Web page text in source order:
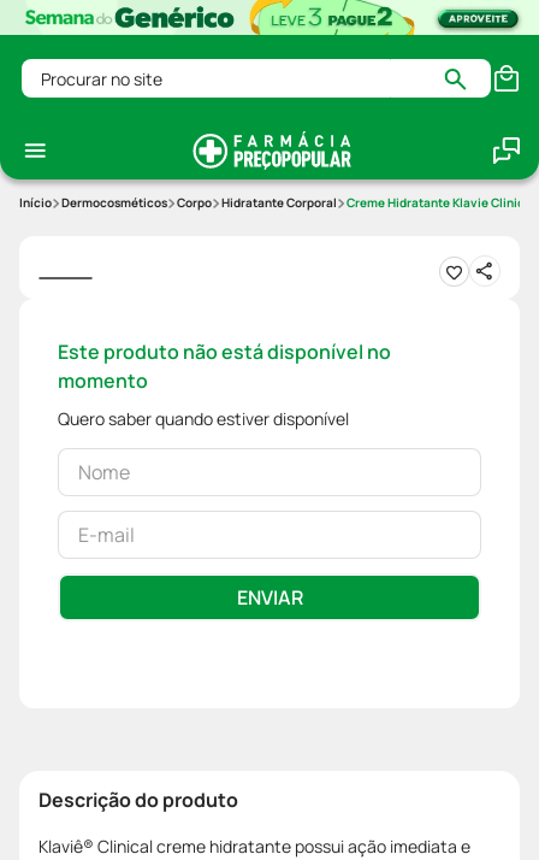
Procurar no site
Dermocosméticos Corpo Hidratante Corporal Creme Hidratante Klavie Clinical
Este produto não está disponível no
momento
Quero saber quando estiver disponível
ENVIAR
Descrição do produto
Klaviê® Clinical creme hidratante possui ação imediata e